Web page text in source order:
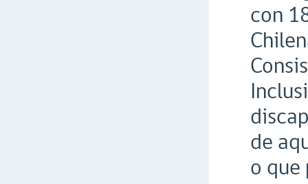
con
de
o